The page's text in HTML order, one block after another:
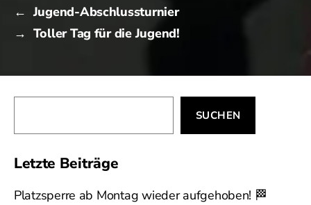
← Jugend-Abschlussturnier
→ Toller Tag für die Jugend!
SUCHEN
Letzte Beiträge
Platzsperre ab Montag wieder aufgehoben! 🏁